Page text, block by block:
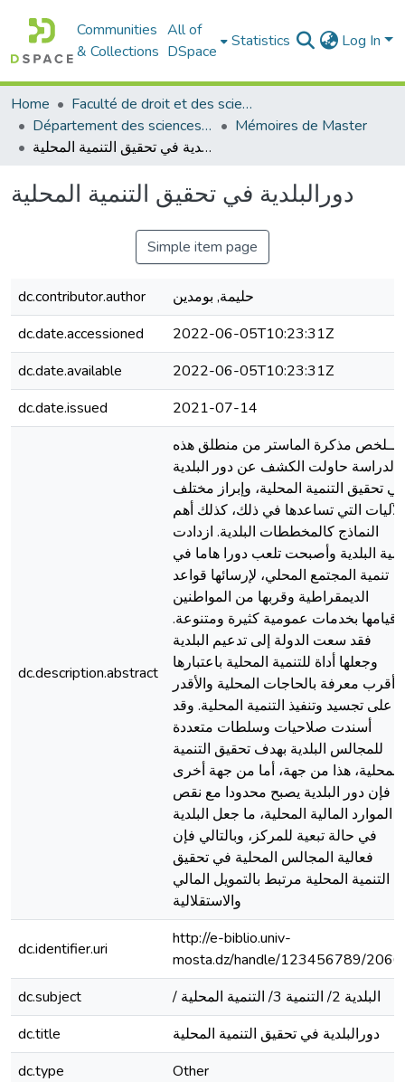
Communities
& Collections
All of
DSpace
Statistics Log In
Home
Faculté de droit et des sciences politiques
Département des sciences politiques
Mémoires de Master
دورالبلدية في تحقيق التنمية المحلية
دورالبلدية في تحقيق التنمية المحلية
Simple item page
dc.contributor.author
حليمة, بومدين
dc.date.accessioned
2022-06-05T10:23:31Z
dc.date.available
2022-06-05T10:23:31Z
dc.date.issued
2021-07-14
dc.description.abstract
مــلخص مذكرة الماستر من منطلق هذه
الدراسة حاولت الكشف عن دور البلدية
في تحقيق التنمية المحلية، وإبراز مختلف
الآليات التي تساعدها في ذلك، كذلك أهم
النماذج كالمخططات البلدية. ازدادت
البلدية وأصبحت تلعب دورا هاما في
تنمية المجتمع المحلي، لإرسائها قواعد
الديمقراطية وقربها من المواطنين
وقيامها بخدمات عمومية كثيرة ومتنوعة.
فقد سعت الدولة إلى تدعيم البلدية
وجعلها أداة للتنمية المحلية باعتبارها
أقرب معرفة بالحاجات المحلية والأقدر
على تجسيد وتنفيذ التنمية المحلية. وقد
أسندت صلاحيات وسلطات متعددة
للمجالس البلدية بهدف تحقيق التنمية
المحلية، هذا من جهة، أما من جهة أخرى
فإن دور البلدية يصبح محدودا مع نقص
الموارد المالية المحلية، ما جعل البلدية
في حالة تبعية للمركز، وبالتالي فإن
فعالية المجالس المحلية في تحقيق
التنمية المحلية مرتبط بالتمويل المالي
والاستقلالية
dc.identifier.uri
http://e-biblio.univ-
mosta.dz/handle/123456789/
dc.subject
/ البلدية 2/ التنمية 3/ التنمية المحلية
dc.title
دورالبلدية في تحقيق التنمية المحلية
dc.type
Other